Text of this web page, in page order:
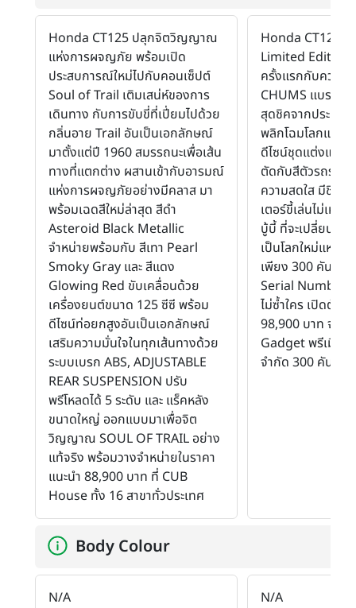
Honda CT125 ปลุกจิตวิญญาณ
แห่งการผจญภัย พร้อมเปิด
ประสบการณ์ใหม่ไปกับคอนเซ็ปต์
Soul of Trail เติมเสน่ห์ของการ
เดินทาง กับการขับขี่ที่เปี่ยมไปด้วย
กลิ่นอาย Trail อันเป็นเอกลักษณ์
มาตั้งแต่ปี 1960 สมรรถนะเพื่อเส้น
ทางที่แตกต่าง ผสานเข้ากับอารมณ์
แห่งการผจญภัยอย่างมีคลาส มา
พร้อมเฉดสีใหม่ล่าสุด สีดำ
Asteroid Black Metallic
จำหน่ายพร้อมกับ สีเทา Pearl
Smoky Gray และ สีแดง
Glowing Red ขับเคลื่อนด้วย
เครื่องยนต์ขนาด 125 ซีซี พร้อม
ดีไซน์ท่อยกสูงอันเป็นเอกลักษณ์
เสริมความมั่นใจในทุกเส้นทางด้วย
ระบบเบรก ABS, ADJUSTABLE
REAR SUSPENSION ปรับ
พรีโหลดได้ 5 ระดับ และ แร็คหลัง
ขนาดใหญ่ ออกแบบมาเพื่อจิต
วิญญาณ SOUL OF TRAIL อย่าง
แท้จริง พร้อมวางจำหน่ายในราคา
แนะนำ 88,900 บาท ที่ CUB
House ทั้ง 16 สาขาทั่วประเทศ
Honda CT125
Limited Edition
ครั้งแรกกับความ
CHUMS แบรนด์
สุดชิคจากประเท
พลิกโฉมโลกแห่ง
ดีไซน์ชุดแต่งและ
ตัดกับสีตัวรถรอบ
ความสดใส มีชีวิต
เตอร์ขี้เล่นไม่เหมื
บู้บี้ ที่จะเปลี่ยนทุก
เป็นโลกใหม่แห่งค
เพียง 300 คันเท่
Serial Number
ไม่ซ้ำใคร เปิดตัวพ
98,900 บาท จะไ
Gadget พรีเมียม
จำกัด 300 คันเท่า
Body Colour
N/A N/A